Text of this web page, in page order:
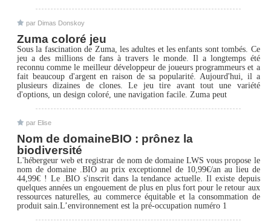
par Dimas Donskoy
Zuma coloré jeu
Sous la fascination de Zuma, les adultes et les enfants sont tombés. Ce
jeu a des millions de fans à travers le monde. Il a longtemps été
reconnu comme le meilleur développeur de joueurs programmeurs et a
fait beaucoup d'argent en raison de sa popularité. Aujourd'hui, il a
plusieurs dizaines de clones. Le jeu tire avant tout une variété
d'options, un design coloré, une navigation facile. Zuma peut
par Elise
Nom de domaineBIO : prônez la
biodiversité
L'hébergeur web et registrar de nom de domaine LWS vous propose le
nom de domaine .BIO au prix exceptionnel de 10,99€/an au lieu de
44,99€ ! Le .BIO s'inscrit dans la tendance actuelle. Il existe depuis
quelques années un engouement de plus en plus fort pour le retour aux
ressources naturelles, au commerce équitable et la consommation de
produit sain.L’environnement est la pré-occupation numéro 1